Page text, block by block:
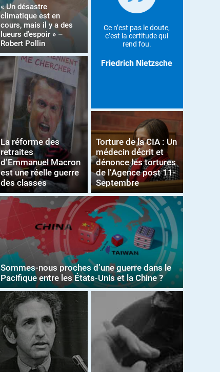
« Un désastre
climatique est en
cours, mais il y a des
lueurs d’espoir » –
Robert Pollin
La réforme des
retraites
d’Emmanuel Macron
est une réelle guerre
des classes
Ce n’est pas le doute,
c’est la certitude qui
rend fou.
Friedrich Nietzsche
Torture de la CIA : Un
médecin décrit et
dénonce les tortures
de l’Agence post 11-
Septembre
Sommes-nous proches d’une guerre dans le
Pacifique entre les États-Unis et la Chine ?